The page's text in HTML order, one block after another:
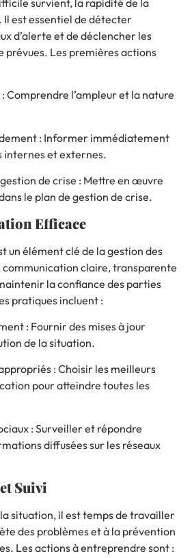
est essentiel de détecter
d’alerte et de déclencher les
prévues. Les premières actions
Comprendre l’ampleur et la nature
: Informer immédiatement
internes et externes.
de crise : Mettre en œuvre
le plan de gestion de crise.
Efficace
un élément clé de la gestion des
communication claire, transparente
la confiance des parties
pratiques incluent :
: Fournir des mises à jour
de la situation.
: Choisir les meilleurs
pour atteindre toutes les
: Surveiller et répondre
diffusées sur les réseaux
Suivi
situation, il est temps de travailler
des problèmes et à la prévention
Les actions à entreprendre sont :